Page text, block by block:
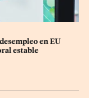
en EU
estable